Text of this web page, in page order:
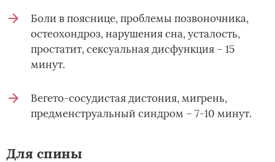
Боли в пояснице, проблемы позвоночника,
остеохондроз, нарушения сна, усталость,
простатит, сексуальная дисфункция – 15
минут.
Вегето-сосудистая дистония, мигрень,
предменструальный синдром – 7-10 минут.
Для спины